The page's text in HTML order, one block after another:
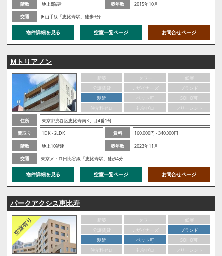
階数
地上8階建 築年数
2015年10月
交通
JR山手線「恵比寿駅」徒歩3分
物件詳細を見る 空室一覧ページ お問合せページ
Mトリアノン
新築 タワー
低層
分譲賃貸
デザイナーズ
ブランド
駅近
ペット可
SOHO可
仲介料ゼロ
礼金ゼロ
フリーレント
住所
東京都渋谷区恵比寿南3丁目4番1号
間取り
1DK - 2LDK 賃料
160,000円 - 340,000円
階数
地上10階建 築年数
2023年11月
交通
東京メトロ日比谷線「恵比寿駅」徒歩4分
物件詳細を見る 空室一覧ページ お問合せページ
パークアクシス恵比寿
新築 タワー
低層
分譲賃貸
デザイナーズ
ブランド
駅近
ペット可
SOHO可
仲介料ゼロ
礼金ゼロ
フリーレント